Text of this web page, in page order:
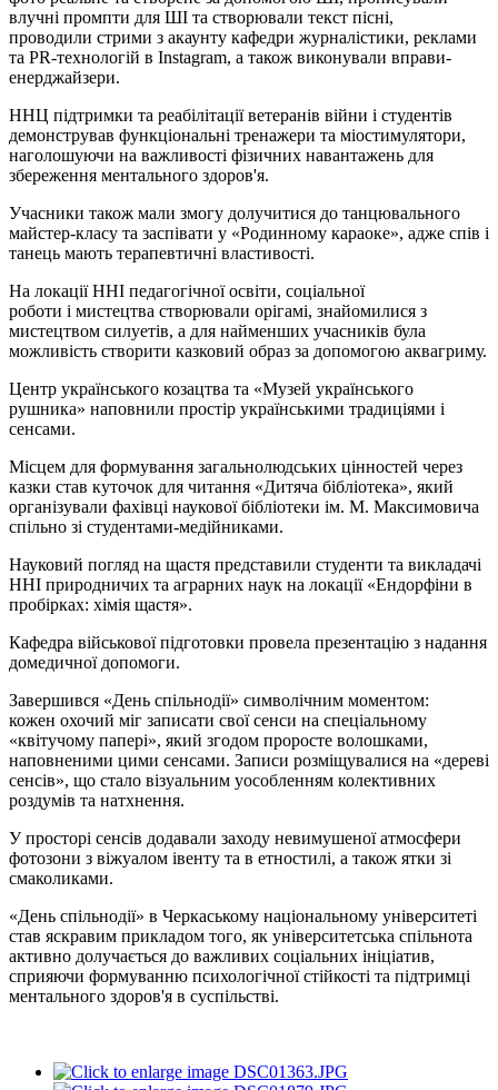
влучні промпти для ШІ та створювали текст пісні,
проводили стрими з акаунту кафедри журналістики, реклами
та PR-технологій в Instagram, а також виконували вправи-
енерджайзери.
ННЦ підтримки та реабілітації ветеранів війни і студентів
демонстрував функціональні тренажери та міостимулятори,
наголошуючи на важливості фізичних навантажень для
збереження ментального здоров'я.
Учасники також мали змогу долучитися до танцювального
майстер-класу та заспівати у «Родинному караоке», адже спів і
танець мають терапевтичні властивості.
На локації ННІ педагогічної освіти, соціальної
роботи і мистецтва створювали орігамі, знайомилися з
мистецтвом силуетів, а для найменших учасників була
можливість створити казковий образ за допомогою аквагриму.
Центр українського козацтва та «Музей українського
рушника» наповнили простір українськими традиціями і
сенсами.
Місцем для формування загальнолюдських цінностей через
казки став куточок для читання «Дитяча бібліотека», який
організували фахівці наукової бібліотеки ім. М. Максимовича
спільно зі студентами-медійниками.
Науковий погляд на щастя представили студенти та викладачі
ННІ природничих та аграрних наук на локації «Ендорфіни в
пробірках: хімія щастя».
Кафедра військової підготовки провела презентацію з надання
домедичної допомоги.
Завершився «День спільнодії» символічним моментом:
кожен охочий міг записати свої сенси на спеціальному
«квітучому папері», який згодом проросте волошками,
наповненими цими сенсами. Записи розміщувалися на «дереві
сенсів», що стало візуальним уособленням колективних
роздумів та натхнення.
У просторі сенсів додавали заходу невимушеної атмосфери
фотозони з віжуалом івенту та в етностилі, а також ятки зі
смаколиками.
«День спільнодії» в Черкаському національному університеті
став яскравим прикладом того, як університетська спільнота
активно долучається до важливих соціальних ініціатив,
сприяючи формуванню психологічної стійкості та підтримці
ментального здоров'я в суспільстві.